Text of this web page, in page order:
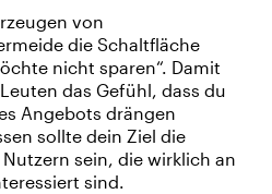
von
die Schaltfläche
nicht sparen“. Damit
das Gefühl, dass du
Angebots drängen
sollte dein Ziel die
sein, die wirklich an
sind.